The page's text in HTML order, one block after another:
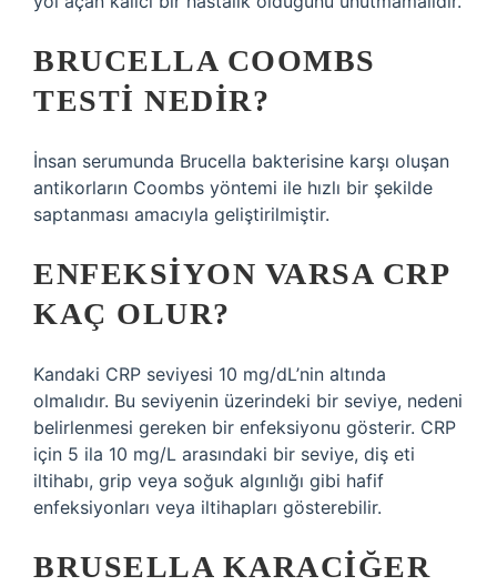
BRUCELLA COOMBS
TESTI NEDIR?
İnsan serumunda Brucella bakterisine karşı oluşan
antikorların Coombs yöntemi ile hızlı bir şekilde
saptanması amacıyla geliştirilmiştir.
ENFEKSIYON VARSA CRP
KAÇ OLUR?
Kandaki CRP seviyesi 10 mg/dL’nin altında
olmalıdır. Bu seviyenin üzerindeki bir seviye, nedeni
belirlenmesi gereken bir enfeksiyonu gösterir. CRP
için 5 ila 10 mg/L arasındaki bir seviye, diş eti
iltihabı, grip veya soğuk algınlığı gibi hafif
enfeksiyonları veya iltihapları gösterebilir.
BRUSELLA KARACIĞER